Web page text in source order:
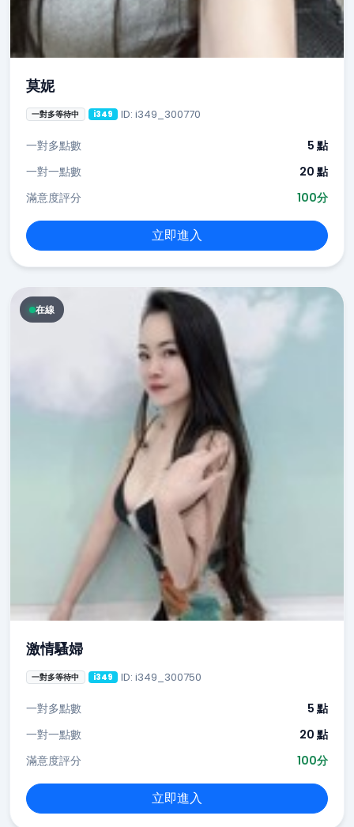
莫妮
一對多等待中 i349 ID: i349_300770
一對多點數
5 點
一對一點數
20 點
滿意度評分
100分
立即進入
在線
激情騷婦
一對多等待中 i349 ID: i349_300750
一對多點數
5 點
一對一點數
20 點
滿意度評分
100分
立即進入